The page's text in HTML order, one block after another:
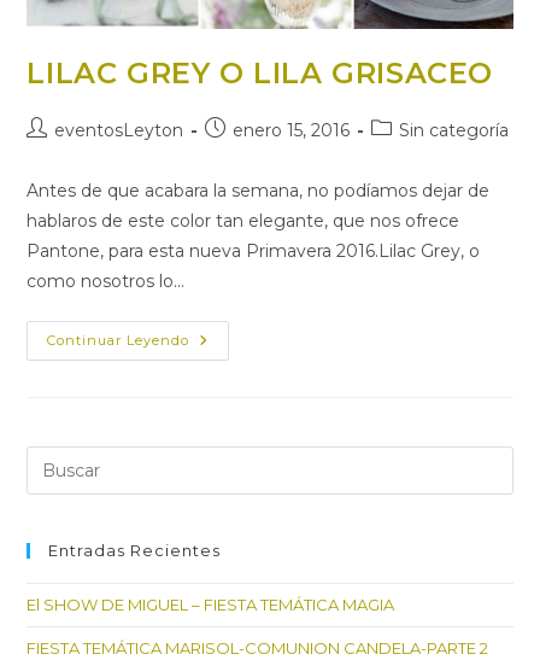
LILAC GREY O LILA GRISACEO
Autor
la
eventosLeyton
Publicación
la
enero 15, 2016
Categoría
la
Sin categoría
Antes de que acabara la semana, no podíamos dejar de
hablaros de este color tan elegante, que nos ofrece
Pantone, para esta nueva Primavera 2016.Lilac Grey, o
como nosotros lo…
Continuar Leyendo LILAC
GREY
Entradas Recientes
El SHOW DE MIGUEL – FIESTA TEMÁTICA MAGIA
FIESTA TEMÁTICA MARISOL-COMUNION CANDELA-PARTE 2